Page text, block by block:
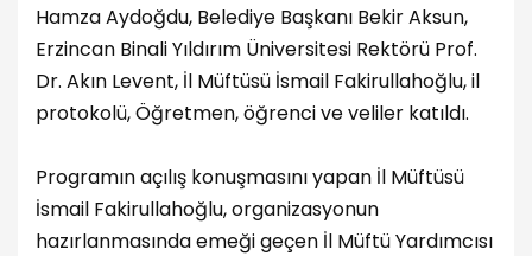
Hamza Aydoğdu, Belediye Başkanı Bekir Aksun,
Erzincan Binali Yıldırım Üniversitesi Rektörü Prof.
Dr. Akın Levent, İl Müftüsü İsmail Fakirullahoğlu, il
protokolü, Öğretmen, öğrenci ve veliler katıldı.
Programın açılış konuşmasını yapan İl Müftüsü
İsmail Fakirullahoğlu, organizasyonun
hazırlanmasında emeği geçen İl Müftü Yardımcısı